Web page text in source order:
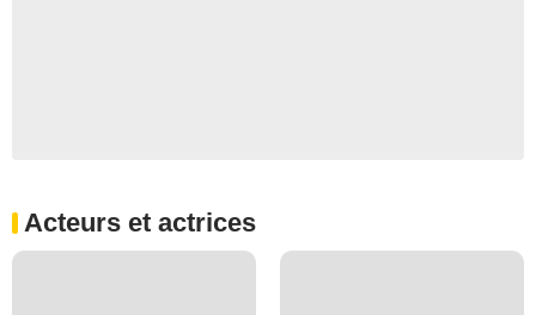
Acteurs et actrices